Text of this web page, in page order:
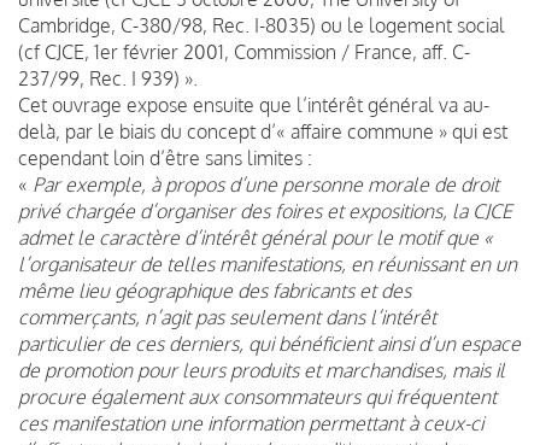
Cambridge, C-380/98, Rec. I-8035) ou le logement social
(cf CJCE, 1er février 2001, Commission / France, aff. C-
237/99, Rec. I 939) ».
Cet ouvrage expose ensuite que l’intérêt général va au-
delà, par le biais du concept d’« affaire commune » qui est
cependant loin d’être sans limites :
« Par exemple, à propos d’une personne morale de droit
privé chargée d’organiser des foires et expositions, la CJCE
admet le caractère d’intérêt général pour le motif que «
l’organisateur de telles manifestations, en réunissant en un
même lieu géographique des fabricants et des
commerçants, n’agit pas seulement dans l’intérêt
particulier de ces derniers, qui bénéficient ainsi d’un espace
de promotion pour leurs produits et marchandises, mais il
procure également aux consommateurs qui fréquentent
ces manifestation une information permettant à ceux-ci